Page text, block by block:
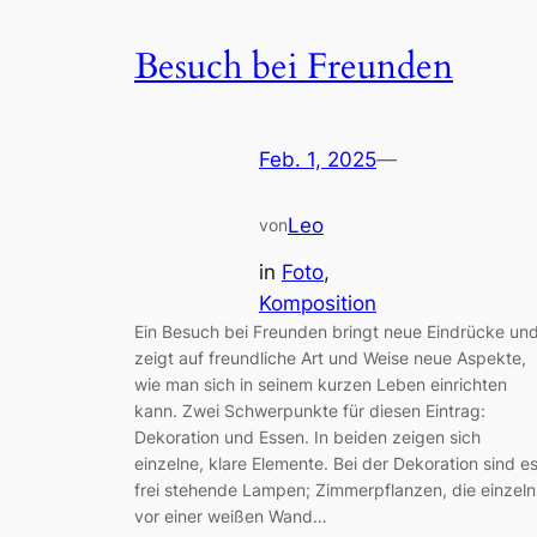
Besuch bei Freunden
Feb. 1, 2025—
vonLeo
in Foto
Komposition
Ein Besuch bei Freunden bringt neue Eindrücke
zeigt auf freundliche Art und Weise neue Aspekte,
wie man sich in seinem kurzen Leben einrichten
kann. Zwei Schwerpunkte für diesen Eintrag:
Dekoration und Essen. In beiden zeigen sich
einzelne, klare Elemente. Bei der Dekoration sind es
frei stehende Lampen; Zimmerpflanzen, die einzeln
vor einer weißen Wand…